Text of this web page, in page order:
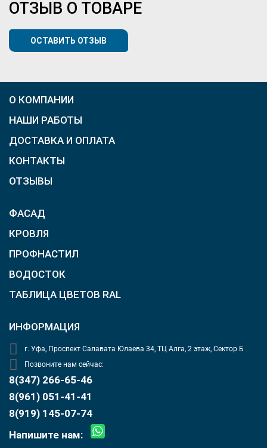
ОТЗЫВ О ТОВАРЕ
ОСТАВИТЬ ОТЗЫВ
О КОМПАНИИ
НАШИ РАБОТЫ
ДОСТАВКА И ОПЛАТА
КОНТАКТЫ
ОТЗЫВЫ
ФАСАД
КРОВЛЯ
ПРОФНАСТИЛ
ВОДОСТОК
ТАБЛИЦА ЦВЕТОВ RAL
ИНФОРМАЦИЯ
г. Уфа, Проспект Салавата Юлаева 34, ТЦ Алга, 2 этаж, Сектор Б
Позвоните нам сейчас:
8(347) 266-65-46
8(961) 051-41-41
8(919) 145-07-74
Напишите нам: